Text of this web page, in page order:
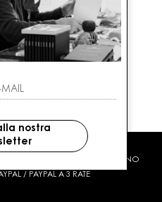
DI CREDITO CONTRASSEGNO
/ PAYPAL A 3 RATE
nostra